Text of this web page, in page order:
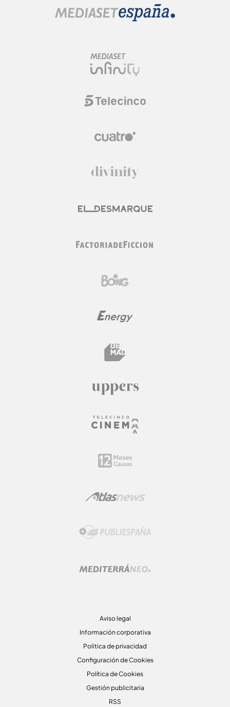
Aviso legal
Información corporativa
Politica de privacidad
Configuración de Cookies
Política de Cookies
Gestión publicitaria
RSS